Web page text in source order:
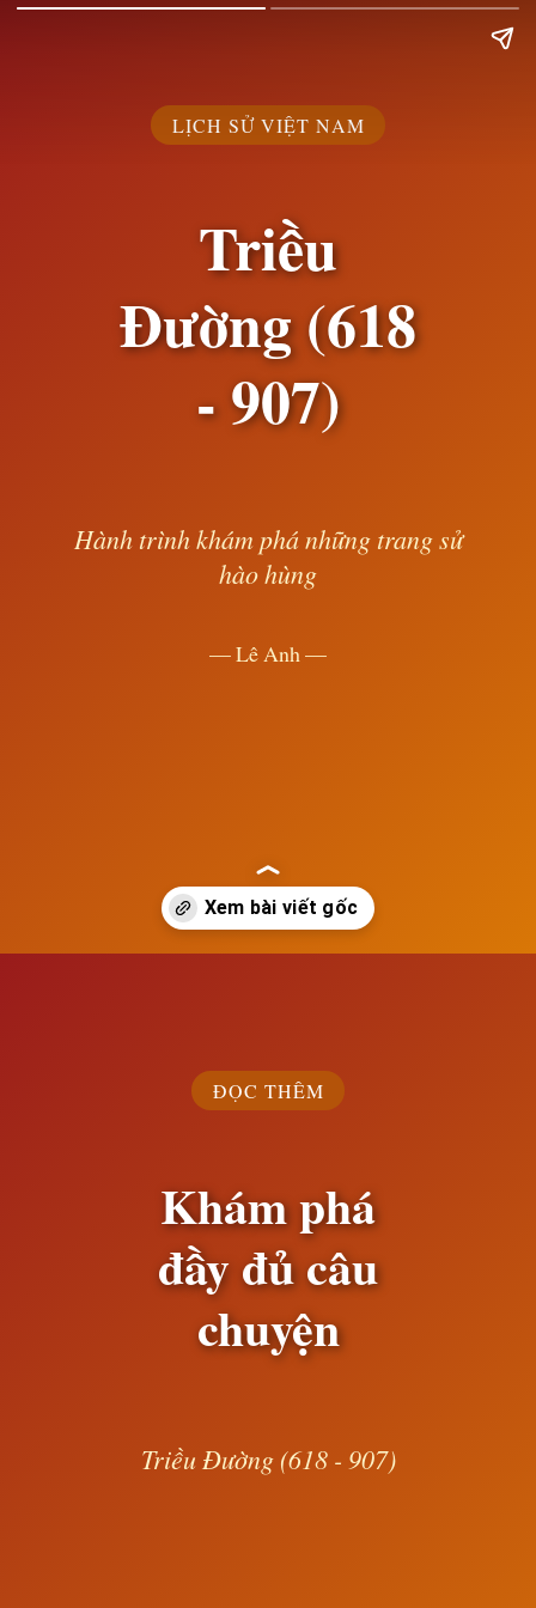
LỊCH SỬ VIỆT NAM
Triều
Đường (618
- 907)
Hành trình khám phá những trang sử
hào hùng
— Lê Anh —
ĐỌC THÊM
Khám phá
đầy đủ câu
chuyện
Triều Đường (618 - 907)